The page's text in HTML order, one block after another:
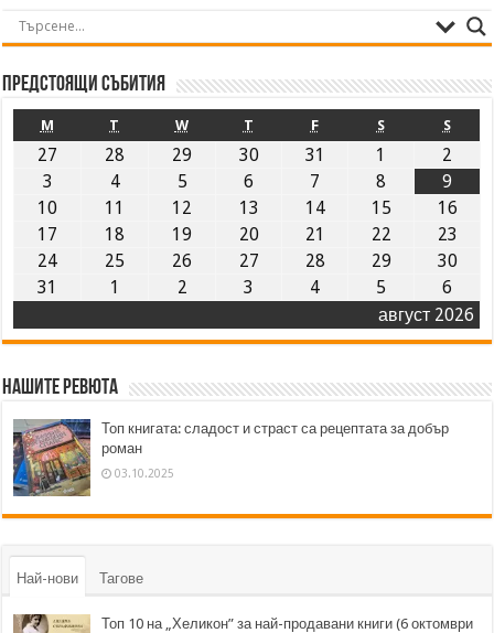
Предстоящи събития
август 2026
M T W T F S S
27 28 29 30 31 1
2
3
4 5 6 7 8
9
10
11 12 13 14 15
16
17
18 19 20 21 22
23
24
25 26 27 28 29
30
31
1 2 3 4 5 6
Нашите ревюта
Топ книгата: сладост и страст са рецептата за добър
роман
03.10.2025
Най-нови Тагове
Топ 10 на „Хеликон” за най-продавани книги (6 октомври